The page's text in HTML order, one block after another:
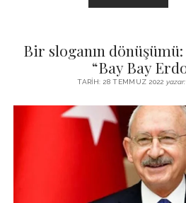
UFUKTA
Bir sloganın dönüşümü:
“Bay Bay
TARIH: 28 TEMMUZ 2022 yazar: